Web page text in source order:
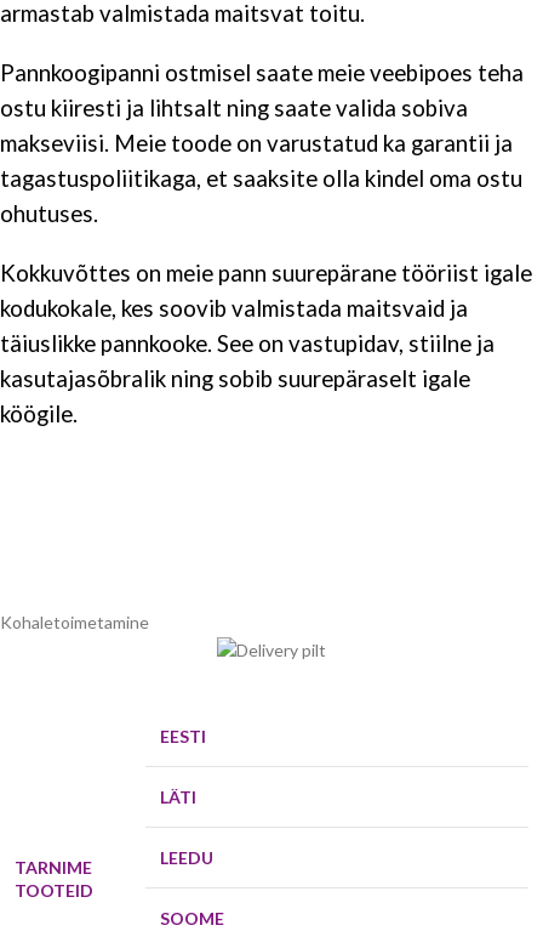
armastab valmistada maitsvat toitu.
Pannkoogipanni ostmisel saate meie veebipoes teha
ostu kiiresti ja lihtsalt ning saate valida sobiva
makseviisi. Meie toode on varustatud ka garantii ja
tagastuspoliitikaga, et saaksite olla kindel oma ostu
ohutuses.
Kokkuvõttes on meie pann suurepärane tööriist igale
kodukokale, kes soovib valmistada maitsvaid ja
täiuslikke pannkooke. See on vastupidav, stiilne ja
kasutajasõbralik ning sobib suurepäraselt igale
köögile.
Kohaletoimetamine
TARNIME
TOOTEID
EESTI
LÄTI
LEEDU
SOOME